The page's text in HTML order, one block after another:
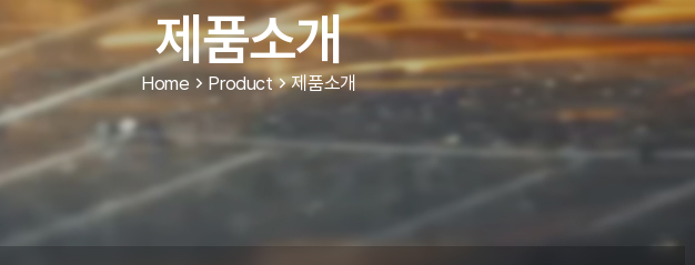
제품소개
Home Product 제품소개